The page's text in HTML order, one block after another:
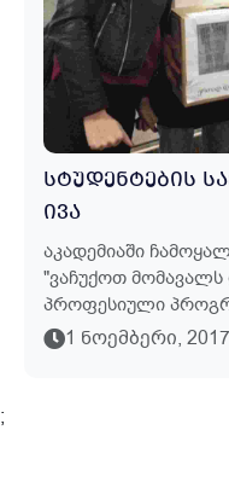
ᲡᲢᲣᲓᲔᲜᲢᲔᲑᲘᲡ
ᲘᲕᲐ
Აკადემიაში
"ვაჩუქოთ
Პროფესიული
Სტუდენტს
Საქველმოქმედო,
1 ᲜᲝᲔᲛᲑᲔᲠᲘ, 2017
;